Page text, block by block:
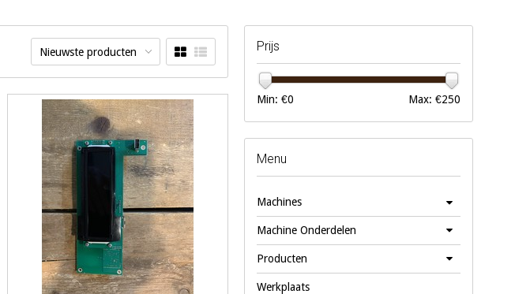
Nieuwste producten Prijs
Min: €0 Max: €250
Menu
Machines
Machine Onderdelen
Producten
Werkplaats